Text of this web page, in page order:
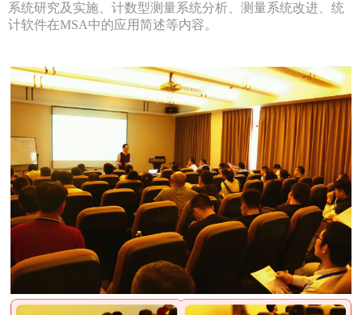
系统研究及实施、计数型测量系统分析、测量系统改进、统
计软件在MSA中的应用简述等内容。